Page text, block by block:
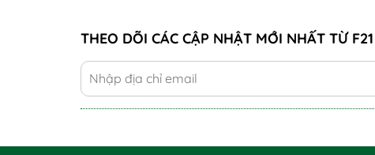
THEO DÕI CÁC CẬP NHẬT MỚI NHẤT TỪ F21